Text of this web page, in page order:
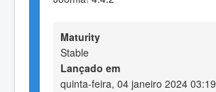
Maturity
Stable
Lançado em
quinta-feira, 04 janeiro 2024 03:19